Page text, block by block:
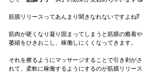
筋膜リリースってあんまり聞きなれないですよね⁉️
筋肉が硬くなり凝り固まってしまうと筋膜の癒着や
萎縮をひきおこし、稼働しにくくなってきます。
それを擦るようにマッサージすることで引き剥がさ
れて、柔軟に稼働するようにするのが筋膜リリース